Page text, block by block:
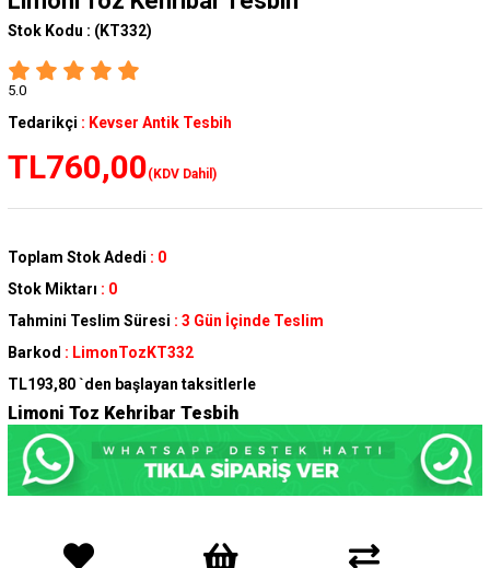
Stok Kodu : (KT332)
5.0
Tedarikçi : Kevser Antik Tesbih
TL760,00(KDV Dahil)
Toplam Stok Adedi : 0
Stok Miktarı : 0
Tahmini Teslim Süresi : 3 Gün İçinde Teslim
Barkod : LimonTozKT332
TL193,80 `den başlayan taksitlerle
Limoni Toz Kehribar Tesbih